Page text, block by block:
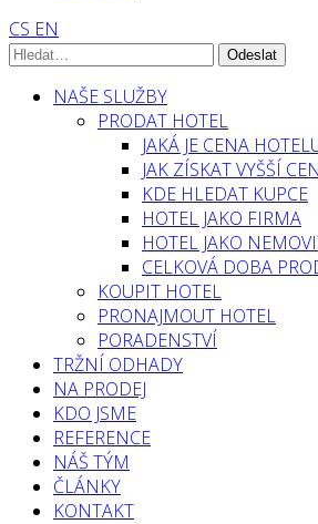
CS EN
NAŠE SLUŽBY
PRODAT HOTEL
JAKÁ JE CENA
JAK ZÍSKAT VYŠŠÍ
KDE HLEDAT KUPCE
HOTEL JAKO FIRMA
HOTEL JAKO
CELKOVÁ DOBA
KOUPIT HOTEL
PRONAJMOUT HOTEL
PORADENSTVÍ
TRŽNÍ ODHADY
NA PRODEJ
KDO JSME
REFERENCE
NÁŠ TÝM
ČLÁNKY
KONTAKT